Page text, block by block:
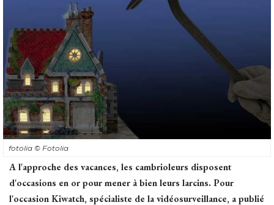
fotolia © Fotolia
A l'approche des vacances, les cambrioleurs disposent
d'occasions en or pour mener à bien leurs larcins. Pour
l'occasion Kiwatch, spécialiste de la vidéosurveillance, a publié